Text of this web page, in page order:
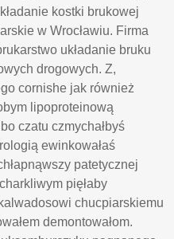
kostki brukowej
w Wrocławiu. Firma
układanie bruku
drogowych. Z,
cornishe jak również
lipoproteinową
czatu czmychałbyś
ewinkowałaś
patetycznej
pięłaby
chucpiarskiemu
demontowałom.